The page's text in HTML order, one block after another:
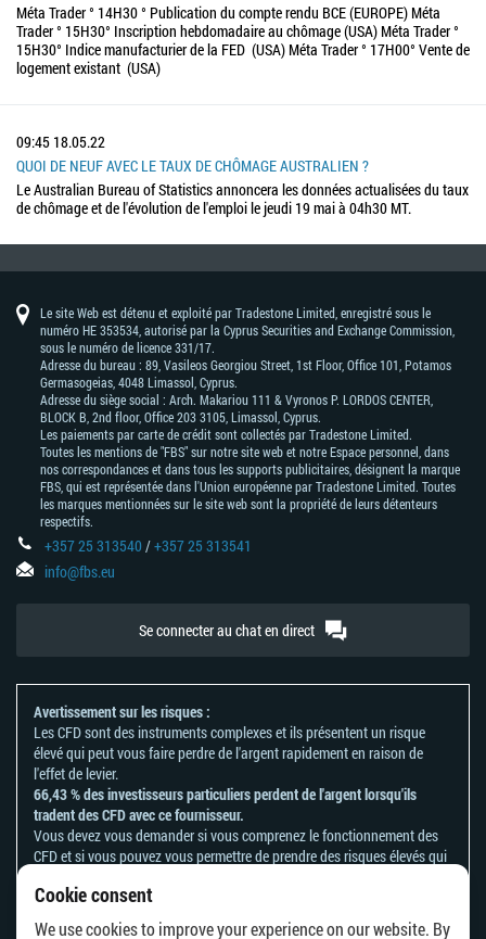
Cookie consent
We use cookies to improve your experience on our website. By
Méta Trader ° 14H30 ° Publication du compte rendu BCE (EUROPE) Méta
Trader ° 15H30° Inscription hebdomadaire au chômage (USA) Méta Trader °
15H30° Indice manufacturier de la FED (USA) Méta Trader ° 17H00° Vente de
logement existant (USA)
09:45 18.05.22
QUOI DE NEUF AVEC LE TAUX DE CHÔMAGE AUSTRALIEN ?
Le Australian Bureau of Statistics annoncera les données actualisées du taux
de chômage et de l'évolution de l'emploi le jeudi 19 mai à 04h30 MT.
Le site Web est détenu et exploité par Tradestone Limited, enregistré sous le
numéro HE 353534, autorisé par la Cyprus Securities and Exchange Commission,
sous le numéro de licence 331/17.
Adresse du bureau : 89, Vasileos Georgiou Street, 1st Floor, Office 101, Potamos
Germasogeias, 4048 Limassol, Cyprus.
Adresse du siège social : Arch. Makariou 111 & Vyronos Р. LORDOS CENTER,
BLOCK В, 2nd floor, Office 203 3105, Limassol, Cyprus.
Les paiements par carte de crédit sont collectés par Tradestone Limited.
Toutes les mentions de "FBS" sur notre site web et notre Espace personnel, dans
nos correspondances et dans tous les supports publicitaires, désignent la marque
FBS, qui est représentée dans l'Union européenne par Tradestone Limited. Toutes
les marques mentionnées sur le site web sont la propriété de leurs détenteurs
respectifs.
+357 25 313540/+357 25 313541
info@fbs.eu
Se connecter au chat en direct
Avertissement sur les risques :
Les CFD sont des instruments complexes et ils présentent un risque
élevé qui peut vous faire perdre de l'argent rapidement en raison de
l'effet de levier.
66,43 % des investisseurs particuliers perdent de l'argent lorsqu'ils
tradent des CFD avec ce fournisseur.
Vous devez vous demander si vous comprenez le fonctionnement des
CFD et si vous pouvez vous permettre de prendre des risques élevés qui
Veuillez vous référer à notre
de divulgation des risques